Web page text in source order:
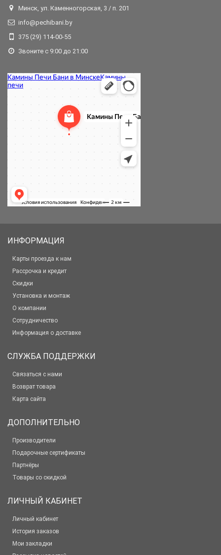
Минск, ул. Каменногорская, 3 / п. 201
info@pechibani.by
375 (29) 114-00-55
Звоните с 9:00 до 21:00
ИНФОРМАЦИЯ
Карты проезда к нам
Рассрочка и кредит
Скидки
Установка и монтаж
О компании
Сотрудничество
Информация о доставке
СЛУЖБА ПОДДЕРЖКИ
Связаться с нами
Возврат товара
Карта сайта
ДОПОЛНИТЕЛЬНО
Производители
Подарочные сертификаты
Партнёры
Товары со скидкой
ЛИЧНЫЙ КАБИНЕТ
Личный кабинет
История заказов
Мои закладки